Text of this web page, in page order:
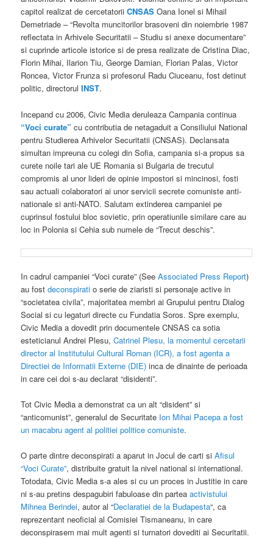
capitol realizat de cercetatorii CNSAS Oana Ionel si Mihail
Demetriade – “Revolta muncitorilor brasoveni din noiembrie 1987
reflectata in Arhivele Securitatii – Studiu si anexe documentare”
si cuprinde articole istorice si de presa realizate de Cristina Diac,
Florin Mihai, Ilarion Tiu, George Damian, Florian Palas, Victor
Roncea, Victor Frunza si profesorul Radu Ciuceanu, fost detinut
politic, directorul INST.
Incepand cu 2006, Civic Media deruleaza Campania continua
“Voci curate” cu contributia de netagaduit a Consiliului National
pentru Studierea Arhivelor Securitatii (CNSAS). Declansata
simultan impreuna cu colegi din Sofia, campania si-a propus sa
curete noile tari ale UE Romania si Bulgaria de trecutul
compromis al unor lideri de opinie impostori si mincinosi, fosti
sau actuali colaboratori ai unor servicii secrete comuniste anti-
nationale si anti-NATO. Salutam extinderea campaniei pe
cuprinsul fostului bloc sovietic, prin operatiunile similare care au
loc in Polonia si Cehia sub numele de “Trecut deschis”.
In cadrul campaniei “Voci curate” (SeeAssociated Press Report)
au fostdeconspiratio serie de ziaristi si personaje active in
“societatea civila”, majoritatea membri ai Grupului pentru Dialog
Social si cu legaturi directe cu Fundatia Soros. Spre exemplu,
Civic Media a dovedit prin documentele CNSAS ca sotia
esteticianul Andrei Plesu,Catrinel Plesu, la momentul cercetarii
director al Institutului Cultural Roman (ICR), a fost agenta a
Directiei de Informatii Externe (DIE) inca de dinainte de perioada
in care cei doi s-au declarat “disidenti”.
Tot Civic Media a demonstrat ca un alt “disident” si
“anticomunist”, generalul de Securitate Ion Mihai Pacepa a fost
un macabru agent al politiei politice comuniste.
O parte dintre deconspirati a aparut in Jocul de carti siAfisul
“Voci Curate”, distribuite gratuit la nivel national si international.
Totodata, Civic Media s-a ales si cu un proces in Justitie in care
ni s-au pretins despagubiri fabuloase din parteaactivistului
Mihnea Berindei, autor al “Declaratiei de la Budapesta“, ca
reprezentant neoficial al Comisiei Tismaneanu, in care
deconspirasem mai mult agenti si turnatori dovediti ai Securitatii.